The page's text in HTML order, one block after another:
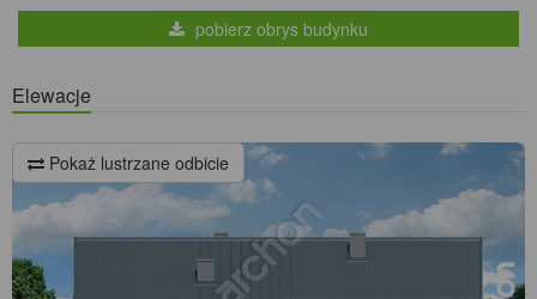
pobierz obrys budynku
Elewacje
Pokaż lustrzane odbicie